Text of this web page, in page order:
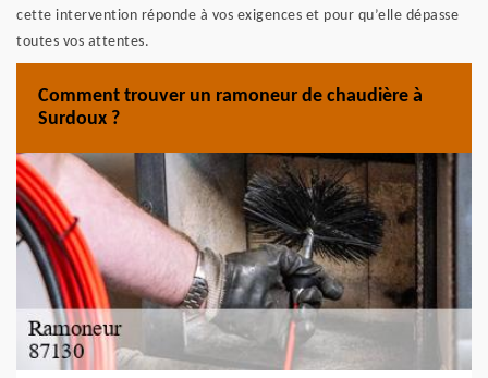
cette intervention réponde à vos exigences et pour qu’elle dépasse
toutes vos attentes.
Comment trouver un ramoneur de chaudière à
Surdoux ?